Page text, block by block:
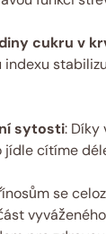
cukru v
indexu
sytosti: Díky
jídle cítíme
se